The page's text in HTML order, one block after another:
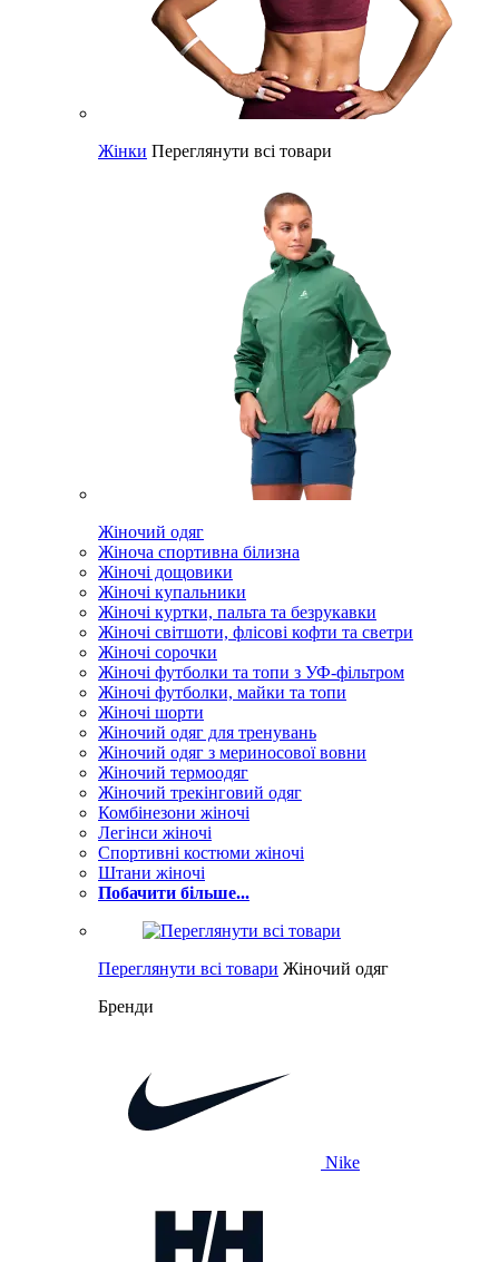
Жінки Переглянути всі товари
Жіночий одяг
Жіноча спортивна білизна
Жіночі дощовики
Жіночі купальники
Жіночі куртки, пальта та безрукавки
Жіночі світшоти, флісові кофти та светри
Жіночі сорочки
Жіночі футболки та топи з УФ-фільтром
Жіночі футболки, майки та топи
Жіночі шорти
Жіночий одяг для тренувань
Жіночий одяг з мериносової вовни
Жіночий термоодяг
Жіночий трекінговий одяг
Комбінезони жіночі
Легінси жіночі
Спортивні костюми жіночі
Штани жіночі
Побачити більше...
Переглянути всі товари Жіночий одяг
Бренди
Nike